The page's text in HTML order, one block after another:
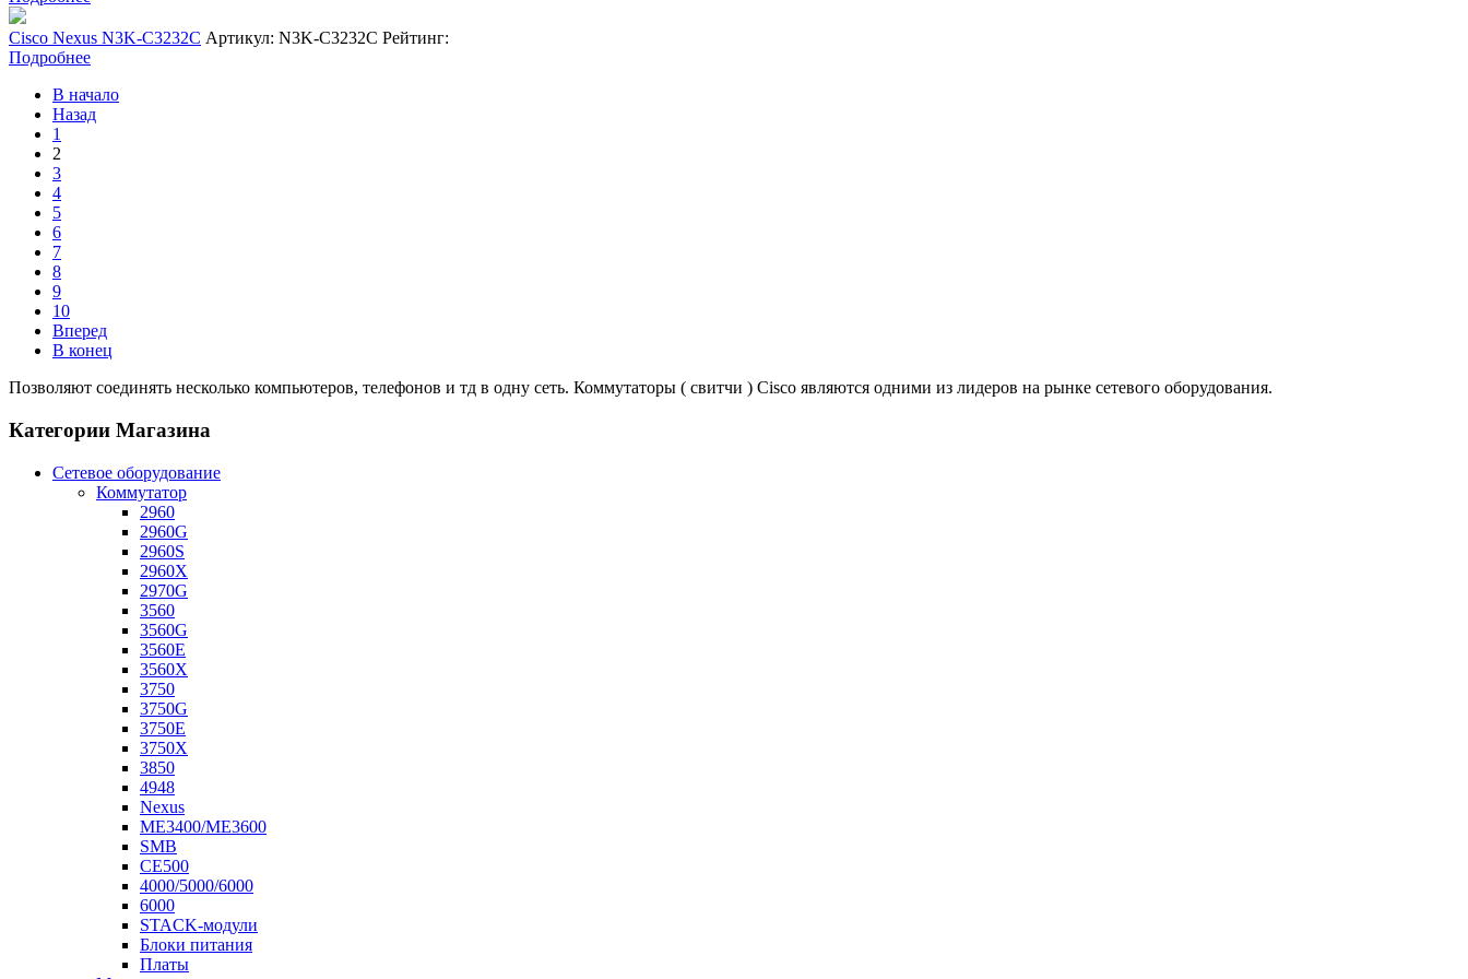
Cisco Nexus N3K-C3232C Артикул: N3K-C3232C Рейтинг:
Подробнее
В начало
Назад
1
2
3
4
5
6
7
8
9
10
Вперед
В конец
Позволяют соединять несколько компьютеров, телефонов и тд в одну сеть. Коммутаторы ( свитчи ) Cisco являются одними из лидеров на рынке сетевого оборудования.
Категории Магазина
Сетевое оборудование
Коммутатор
2960
2960G
2960S
2960X
2970G
3560
3560G
3560E
3560X
3750
3750G
3750E
3750X
3850
4948
Nexus
ME3400/ME3600
SMB
CE500
4000/5000/6000
6000
STACK-модули
Блоки питания
Платы